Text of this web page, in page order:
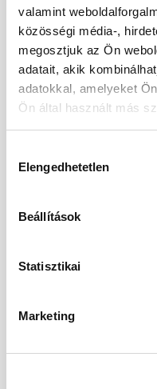
valamint
közösségi média-,
megosztjuk az Ön
adatait, akik
adatokkal, amelyeket
Ön által használt más
kiválasztása
Elengedhetetlen
Beállítások
Statisztikai
Marketing
2024. május
2024. április
2024. március
2023. március